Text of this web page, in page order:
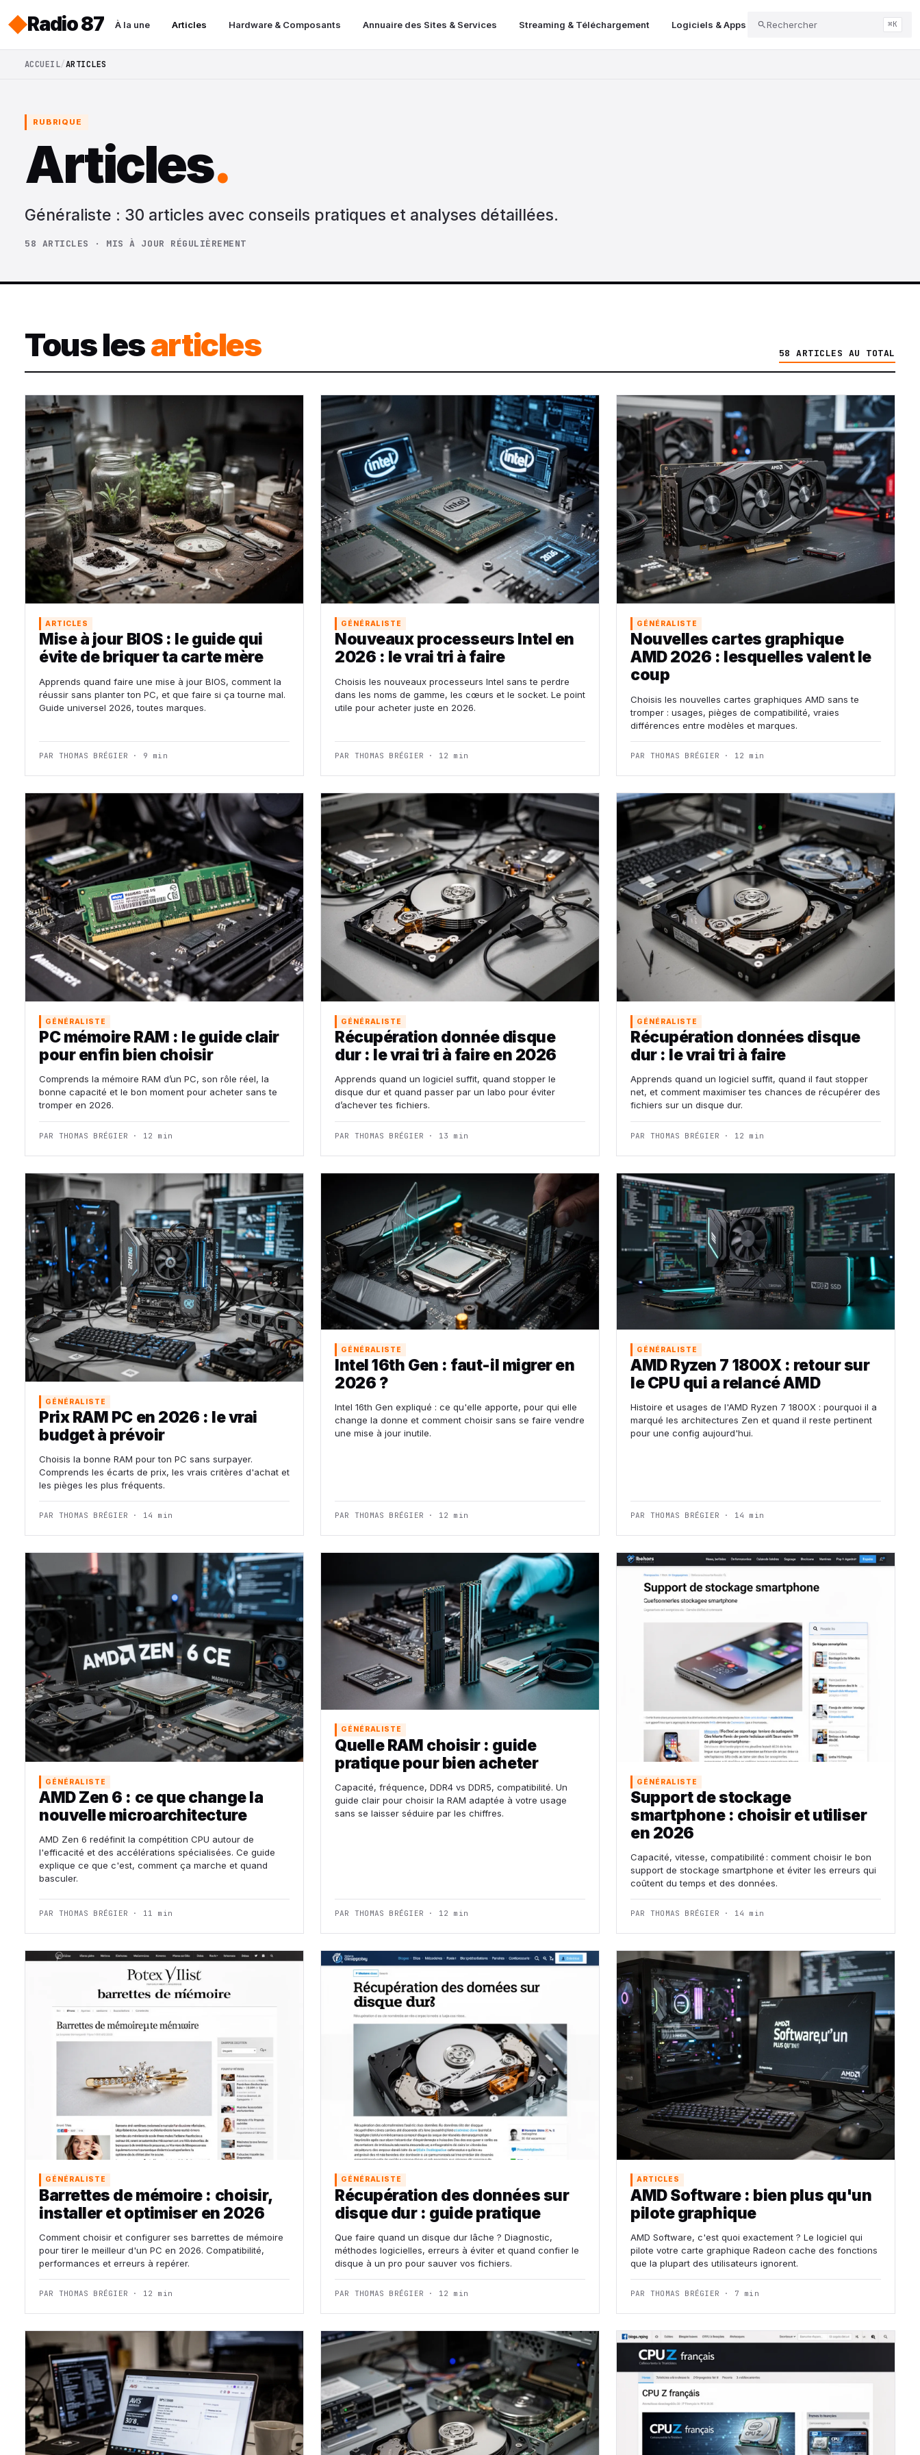
Radio 87 À la une Articles Hardware & Composants Annuaire des Sites & Services Streaming & Téléchargement Logiciels & Apps Audio & Podcast Gaming
Rechercher ⌘K
ACCUEIL ARTICLES
RUBRIQUE
Articles.
Généraliste : 30 articles avec conseils pratiques et analyses détaillées.
58 ARTICLES · MIS À JOUR RÉGULIÈREMENT
Tous lesarticles 58 ARTICLES AU TOTAL
ARTICLES
Mise à jour BIOS : le guide qui
évite de briquer ta carte mère
Apprends quand faire une mise à jour BIOS, comment la
réussir sans planter ton PC, et que faire si ça tourne mal.
Guide universel 2026, toutes marques.
PAR THOMAS BRÉGIER · 9 min
GÉNÉRALISTE
Nouveaux processeurs Intel en
2026 : le vrai tri à faire
Choisis les nouveaux processeurs Intel sans te perdre
dans les noms de gamme, les cœurs et le socket. Le point
utile pour acheter juste en 2026.
PAR THOMAS BRÉGIER · 12 min
GÉNÉRALISTE
Nouvelles cartes graphique
AMD 2026 : lesquelles valent le
coup
Choisis les nouvelles cartes graphiques AMD sans te
tromper : usages, pièges de compatibilité, vraies
différences entre modèles et marques.
PAR THOMAS BRÉGIER · 12 min
GÉNÉRALISTE
PC mémoire RAM : le guide clair
pour enfin bien choisir
Comprends la mémoire RAM d’un PC, son rôle réel, la
bonne capacité et le bon moment pour acheter sans te
tromper en 2026.
PAR THOMAS BRÉGIER · 12 min
GÉNÉRALISTE
Récupération donnée disque
dur : le vrai tri à faire en 2026
Apprends quand un logiciel suffit, quand stopper le
disque dur et quand passer par un labo pour éviter
d’achever tes fichiers.
PAR THOMAS BRÉGIER · 13 min
GÉNÉRALISTE
Récupération données disque
dur : le vrai tri à faire
Apprends quand un logiciel suffit, quand il faut stopper
net, et comment maximiser tes chances de récupérer des
fichiers sur un disque dur.
PAR THOMAS BRÉGIER · 12 min
GÉNÉRALISTE
Prix RAM PC en 2026 : le vrai
budget à prévoir
Choisis la bonne RAM pour ton PC sans surpayer.
Comprends les écarts de prix, les vrais critères d'achat et
les pièges les plus fréquents.
PAR THOMAS BRÉGIER · 14 min
GÉNÉRALISTE
Intel 16th Gen : faut-il migrer en
2026 ?
Intel 16th Gen expliqué : ce qu'elle apporte, pour qui elle
change la donne et comment choisir sans se faire vendre
une mise à jour inutile.
PAR THOMAS BRÉGIER · 12 min
GÉNÉRALISTE
AMD Ryzen 7 1800X : retour sur
le CPU qui a relancé AMD
Histoire et usages de l'AMD Ryzen 7 1800X : pourquoi il a
marqué les architectures Zen et quand il reste pertinent
pour une config aujourd'hui.
PAR THOMAS BRÉGIER · 14 min
GÉNÉRALISTE
AMD Zen 6 : ce que change la
nouvelle microarchitecture
AMD Zen 6 redéfinit la compétition CPU autour de
l'efficacité et des accélérations spécialisées. Ce guide
explique ce que c'est, comment ça marche et quand
basculer.
PAR THOMAS BRÉGIER · 11 min
GÉNÉRALISTE
Quelle RAM choisir : guide
pratique pour bien acheter
Capacité, fréquence, DDR4 vs DDR5, compatibilité. Un
guide clair pour choisir la RAM adaptée à votre usage
sans se laisser séduire par les chiffres.
PAR THOMAS BRÉGIER · 12 min
GÉNÉRALISTE
Support de stockage
smartphone : choisir et utiliser
en 2026
Capacité, vitesse, compatibilité : comment choisir le bon
support de stockage smartphone et éviter les erreurs qui
coûtent du temps et des données.
PAR THOMAS BRÉGIER · 14 min
GÉNÉRALISTE
Barrettes de mémoire : choisir,
installer et optimiser en 2026
Comment choisir et configurer ses barrettes de mémoire
pour tirer le meilleur d'un PC en 2026. Compatibilité,
performances et erreurs à repérer.
PAR THOMAS BRÉGIER · 12 min
GÉNÉRALISTE
Récupération des données sur
disque dur : guide pratique
Que faire quand un disque dur lâche ? Diagnostic,
méthodes logicielles, erreurs à éviter et quand confier le
disque à un pro pour sauver vos fichiers.
PAR THOMAS BRÉGIER · 12 min
ARTICLES
AMD Software : bien plus qu'un
pilote graphique
AMD Software, c'est quoi exactement ? Le logiciel qui
pilote votre carte graphique Radeon cache des fonctions
que la plupart des utilisateurs ignorent.
PAR THOMAS BRÉGIER · 7 min